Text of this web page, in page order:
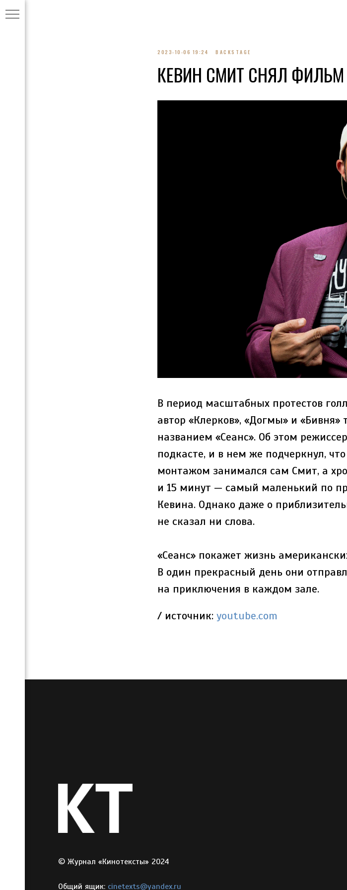
2023-10-06 19:24 BACKSTAGE
КЕВИН СМИТ СНЯЛ
В период масштабных протестов
автор «Клерков», «Догмы» и
названием «Сеанс». Об этом
подкасте, и в нем же подчеркнул,
монтажом занимался сам Смит, а
и 15 минут — самый маленький по
Кевина. Однако даже о
не сказал ни слова.
«Сеанс» покажет жизнь
В один прекрасный день они
на приключения в каждом зале.
/ источник: youtube.com
© Журнал «Кинотексты» 2024
Общий ящик: cinetexts@yandex.ru